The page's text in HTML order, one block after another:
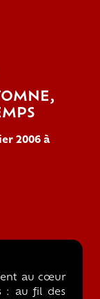
2006 à
au cœur
: au fil des